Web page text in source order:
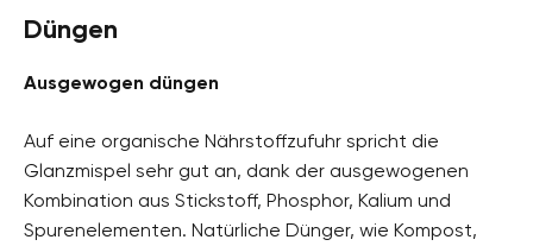
Düngen
Ausgewogen düngen
Auf eine organische Nährstoffzufuhr spricht die
Glanzmispel sehr gut an, dank der ausgewogenen
Kombination aus Stickstoff, Phosphor, Kalium und
Spurenelementen. Natürliche Dünger, wie Kompost,